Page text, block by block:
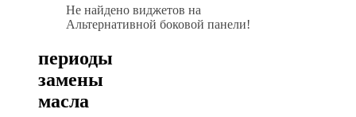
Не найдено виджетов на
Альтернативной боковой панели!
периоды
замены
масла